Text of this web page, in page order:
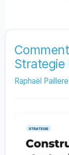
Strategie
Raphaël